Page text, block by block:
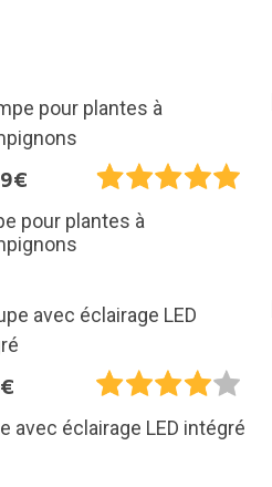
pour plantes à
avec éclairage LED intégré